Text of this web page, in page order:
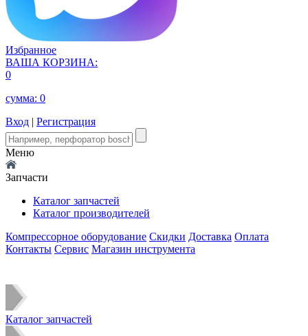
Избранное
ВАША КОРЗИНА:
0
сумма: 0
Вход | Регистрация
Меню
Запчасти
Каталог запчастей
Каталог производителей
Компрессорное оборудование Скидки Доставка Оплата
Контакты Сервис Магазин инструмента
Каталог запчастей